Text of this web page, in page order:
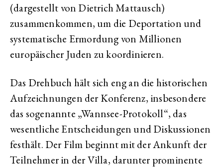
(dargestellt von Dietrich Mattausch)
zusammenkommen, um die Deportation und
systematische Ermordung von Millionen
europäischer Juden zu koordinieren.
Das Drehbuch hält sich eng an die historischen
Aufzeichnungen der Konferenz, insbesondere
das sogenannte „Wannsee-Protokoll“, das
wesentliche Entscheidungen und Diskussionen
festhält. Der Film beginnt mit der Ankunft der
Teilnehmer in der Villa, darunter prominente